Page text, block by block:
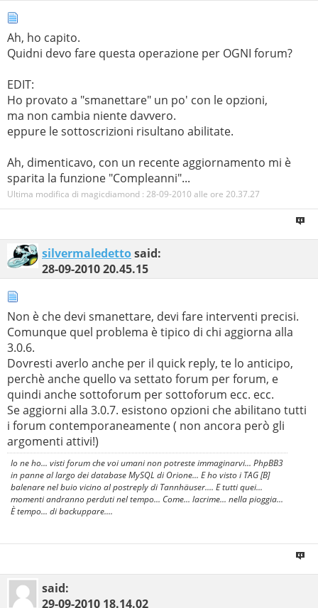
Ah, ho capito.
Quidni devo fare questa operazione per OGNI forum?
EDIT:
Ho provato a "smanettare" un po' con le opzioni,
ma non cambia niente davvero.
eppure le sottoscrizioni risultano abilitate.
Ah, dimenticavo, con un recente aggiornamento mi è
sparita la funzione "Compleanni"...
Ultima modifica di magicdiamond : 28-09-2010 alle ore 20.37.27
silvermaledettosaid:
28-09-201020.45.15
Non è che devi smanettare, devi fare interventi precisi.
Comunque quel problema è tipico di chi aggiorna alla
3.0.6.
Dovresti averlo anche per il quick reply, te lo anticipo,
perchè anche quello va settato forum per forum, e
quindi anche sottoforum per sottoforum ecc. ecc.
Se aggiorni alla 3.0.7. esistono opzioni che abilitano tutti
i forum contemporaneamente ( non ancora però gli
argomenti attivi!)
Io ne ho... visti forum che voi umani non potreste immaginarvi... PhpBB3
in panne al largo dei database MySQL di Orione... E ho visto i TAG [B]
balenare nel buio vicino al postreply di Tannhäuser.... E tutti quei...
momenti andranno perduti nel tempo... Come... lacrime... nella pioggia...
È tempo... di backuppare....
said:
29-09-2010 18.14.02